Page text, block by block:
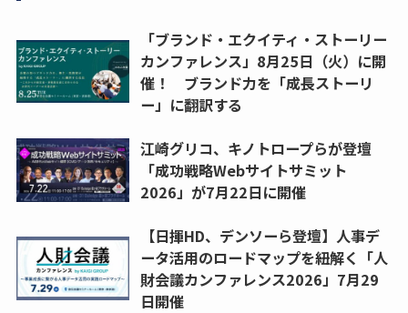
「ブランド・エクイティ・ストーリー
カンファレンス」8月25日（火）に開
催！ ブランド力を「成長ストーリ
ー」に翻訳する
江崎グリコ、キノトロープらが登壇
「成功戦略Webサイトサミット
2026」が7月22日に開催
【日揮HD、デンソーら登壇】人事デ
ータ活用のロードマップを紐解く「人
財会議カンファレンス2026」7月29
日開催